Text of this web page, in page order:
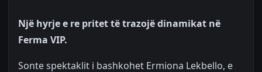
Një hyrje e re pritet të trazojë dinamikat në
Ferma VIP.
Sonte spektaklit i bashkohet Ermiona Lekbello, e